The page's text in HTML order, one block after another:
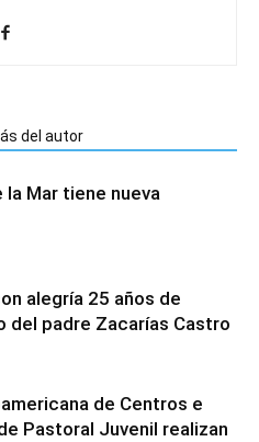
del autor
la Mar tiene nueva
alegría 25 años de
del padre Zacarías Castro
de Centros e
Pastoral Juvenil realizan